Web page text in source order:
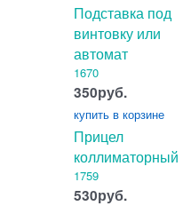
Подставка под
винтовку или
автомат
1670
350руб.
купить в корзине
Прицел
коллиматорный
1759
530руб.